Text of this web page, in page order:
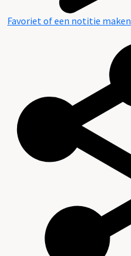
Favoriet of een notitie maken